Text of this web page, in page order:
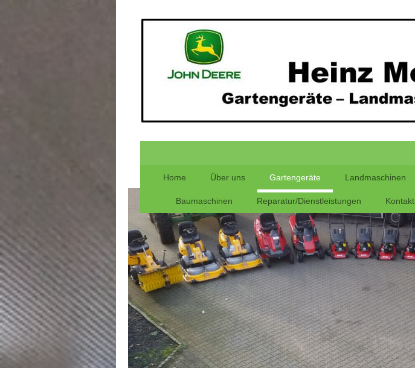
Home Über uns Gartengeräte Landmaschinen
Baumaschinen Reparatur/Dienstleistungen Kontakt